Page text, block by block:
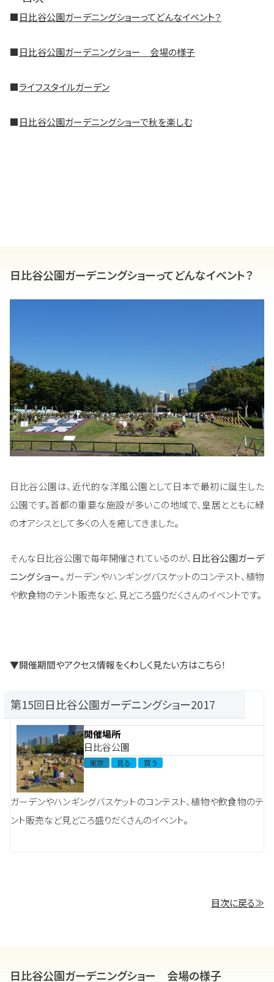
■日比谷公園ガーデニングショーってどんなイベント？
■日比谷公園ガーデニングショー 会場の様子
■ライフスタイルガーデン
■日比谷公園ガーデニングショーで秋を楽しむ
日比谷公園ガーデニングショーってどんなイベント？
日比谷公園は、近代的な洋風公園として日本で最初に誕生した
公園です。首都の重要な施設が多いこの地域で、皇居とともに緑
のオアシスとして多くの人を癒してきました。
そんな日比谷公園で毎年開催されているのが、 日比谷公園ガーデ
ニングショー。ガーデンやハンギングバスケットのコンテスト、植物
や飲食物のテント販売など、見どころ盛りだくさんのイベントです。
▼開催期間やアクセス情報をくわしく見たい方はこちら！
第15回日比谷公園ガーデニングショー2017
開催場所
日比谷公園
東京 見る 買う
ガーデンやハンギングバスケットのコンテスト、植物や飲食物のテ
ント販売など見どころ盛りだくさんのイベント。
目次に戻る≫
日比谷公園ガーデニングショー 会場の様子